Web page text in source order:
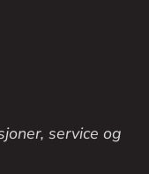
service og